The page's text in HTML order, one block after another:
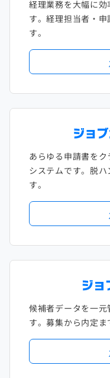
経理業務を大幅に
す。経理担当者・
す。
あらゆる申請書を
システムです。脱
す。
候補者データを一
す。募集から内定ま